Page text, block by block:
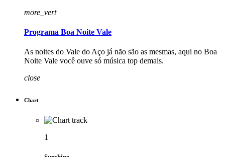
more_vert
Programa Boa Noite Vale
As noites do Vale do Aço já não são as mesmas, aqui no Boa
Noite Vale você ouve só música top demais.
close
Chart
1